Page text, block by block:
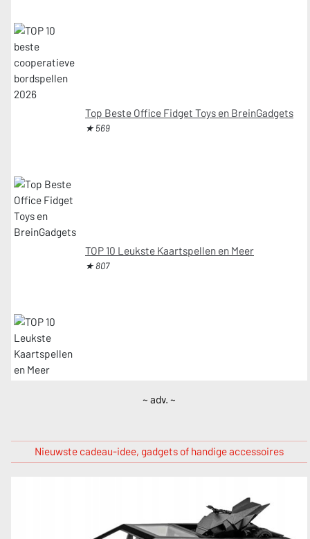
Top Beste Office Fidget Toys en BreinGadgets
★ 569
TOP 10 Leukste Kaartspellen en Meer
★ 807
~ adv. ~
Nieuwste cadeau-idee, gadgets of handige accessoires